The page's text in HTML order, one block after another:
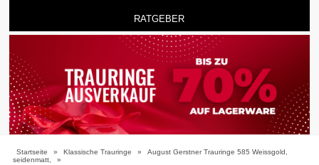
RATGEBER
Startseite » Klassische Trauringe »
August Gerstner Trauringe 585 Weissgold,
seidenmatt,
»